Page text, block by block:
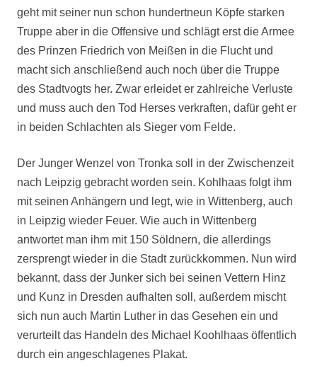
geht mit seiner nun schon hundertneun Köpfe starken
Truppe aber in die Offensive und schlägt erst die Armee
des Prinzen Friedrich von Meißen in die Flucht und
macht sich anschließend auch noch über die Truppe
des Stadtvogts her. Zwar erleidet er zahlreiche Verluste
und muss auch den Tod Herses verkraften, dafür geht er
in beiden Schlachten als Sieger vom Felde.
Der Junger Wenzel von Tronka soll in der Zwischenzeit
nach Leipzig gebracht worden sein. Kohlhaas folgt ihm
mit seinen Anhängern und legt, wie in Wittenberg, auch
in Leipzig wieder Feuer. Wie auch in Wittenberg
antwortet man ihm mit 150 Söldnern, die allerdings
zersprengt wieder in die Stadt zurückkommen. Nun wird
bekannt, dass der Junker sich bei seinen Vettern Hinz
und Kunz in Dresden aufhalten soll, außerdem mischt
sich nun auch Martin Luther in das Gesehen ein und
verurteilt das Handeln des Michael Koohlhaas öffentlich
durch ein angeschlagenes Plakat.